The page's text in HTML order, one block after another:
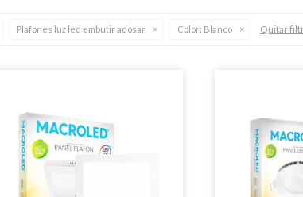
Plafones luz led embutir adosar Color: Blanco Quitar